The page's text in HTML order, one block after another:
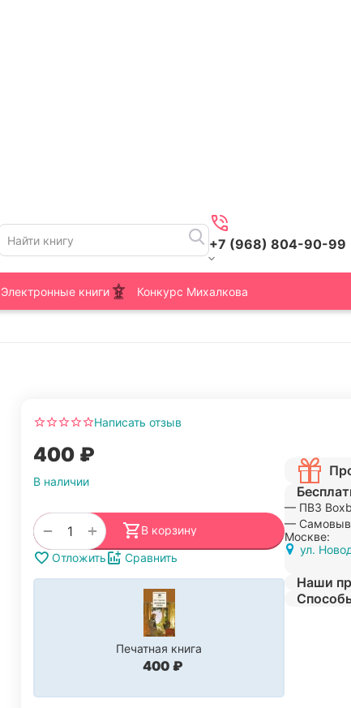
+7 (968) 804-90-99
Электронные книги Конкурс Михалкова
Написать отзыв
‍400‍ ₽
В наличии
+
−
В корзину
Отложить
Сравнить
Печатная книга
‍400‍ ₽
— ПВЗ
—
Москве:
ул.
Наши